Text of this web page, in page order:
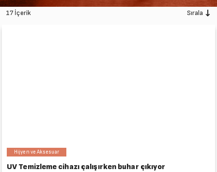
17 İçerik Sırala
Hijyen ve Aksesuar
UV Temizleme cihazı çalışırken buhar çıkıyor